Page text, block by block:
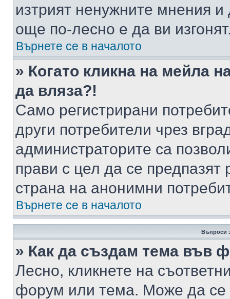
изтрият ненужните мнения
още по-лесно е да ви
Върнете се в началото
» Когато кликна на мейла
да вляза?!
Само регистрирани
други потребители чрез
администраторите са
прави с цел да се предпазят
страна на анонимни
Върнете се в началото
Въпроси
» Как да създам тема във
Лесно, кликнете на
форум или тема. Може да се